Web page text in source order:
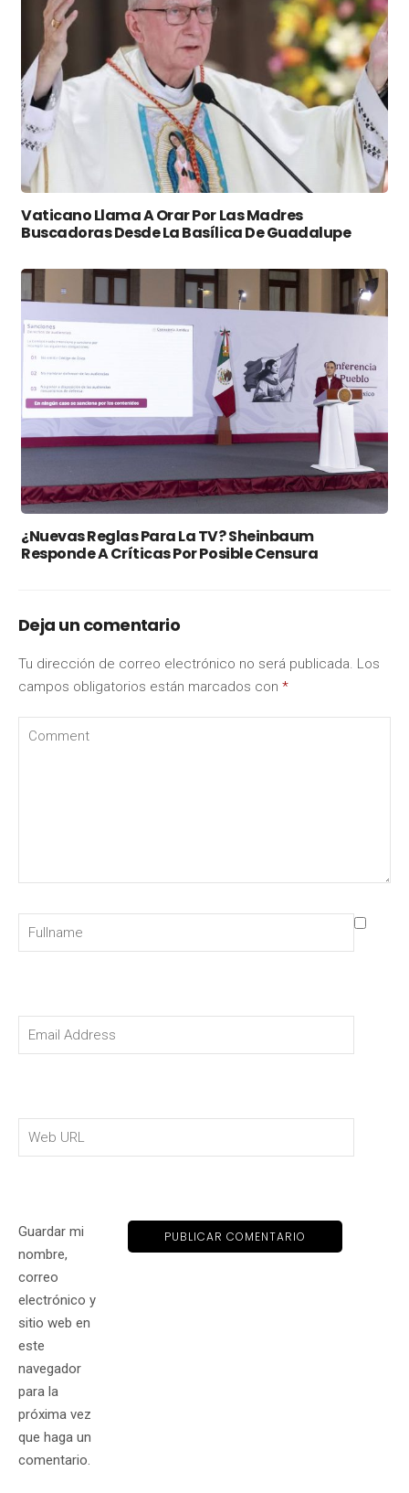
Vaticano Llama A Orar Por Las Madres
Buscadoras Desde La Basílica De Guadalupe
¿Nuevas Reglas Para La TV? Sheinbaum
Responde A Críticas Por Posible Censura
Deja un comentario
Tu dirección de correo electrónico no será publicada. Los
campos obligatorios están marcados con *
Guardar mi
nombre,
correo
electrónico y
sitio web en
este
navegador
para la
próxima vez
que haga un
comentario.